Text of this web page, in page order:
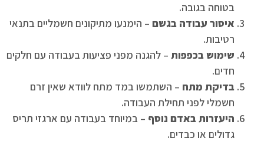
בטוחה בגובה.
איסור עבודה בגשם – הימנעו מתיקונים חשמליים בתנאי
רטיבות.
שימוש בכפפות – להגנה מפני פציעות בעבודה עם חלקים
חדים.
בדיקת מתח – השתמשו במד מתח לוודא שאין זרם
חשמלי לפני תחילת העבודה.
היעזרות באדם נוסף – במיוחד בעבודה עם ארגזי תריס
גדולים או כבדים.